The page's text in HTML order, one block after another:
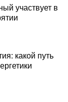
участвует в
какой путь